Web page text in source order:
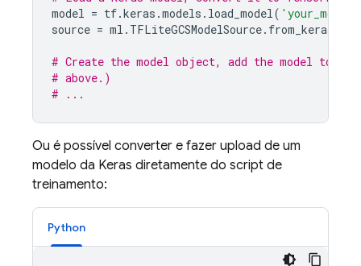
model = tf.keras .models . load_model(
source = ml . TFLiteGCSModelSource.
# Create the model object, add the model to
# above.)
# ...
Ou é possível converter e fazer upload de um
modelo da Keras diretamente do script de
treinamento:
Python